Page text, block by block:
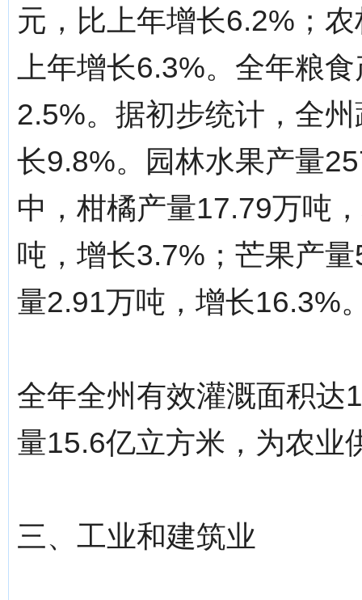
元，比上年增长6.2%；
上年增长6.3%。全年粮
2.5%。据初步统计，全
长9.8%。园林水果产量
中，柑橘产量17.79万吨
吨，增长3.7%；芒果产
量2.91万吨，增长16.3%
全年全州有效灌溉面积达
量15.6亿立方米，为农业
三、工业和建筑业